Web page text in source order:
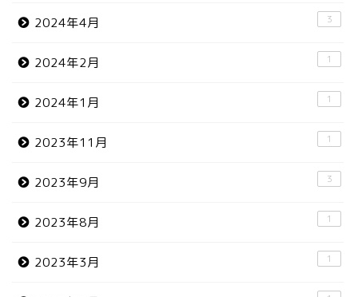
2024年4月 3
2024年2月 1
2024年1月 1
2023年11月 1
2023年9月 3
2023年8月 1
2023年3月 1